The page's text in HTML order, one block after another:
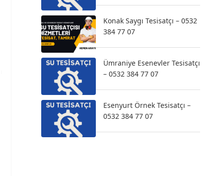
Konak Saygı Tesisatçı – 0532
384 77 07
Ümraniye Esenevler Tesisatçı
– 0532 384 77 07
Esenyurt Örnek Tesisatçı –
0532 384 77 07